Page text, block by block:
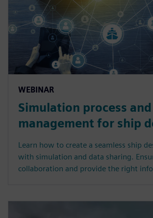
WEBINAR
Simulation process
management for ship
Learn how to create a seamless ship
with simulation and data sharing.
collaboration and provide the right